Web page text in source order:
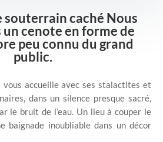
souterrain caché Nous
cenote en forme de
peu connu du grand
public.
accueille avec ses stalactites et
dans un silence presque sacré,
le bruit de l’eau. Un lieu à couper le
baignade inoubliable dans un décor